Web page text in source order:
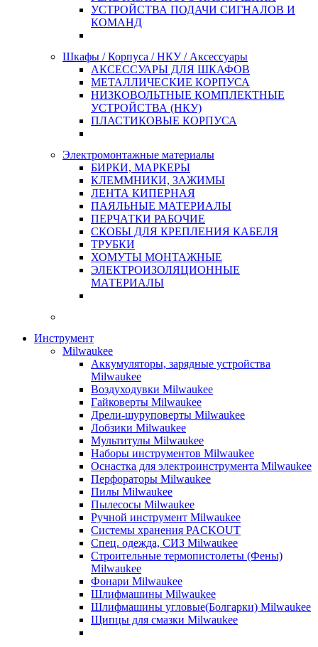
УСТРОЙСТВА ПОДАЧИ СИГНАЛОВ И
КОМАНД
Шкафы / Корпуса / НКУ / Аксессуары
АКСЕССУАРЫ ДЛЯ ШКАФОВ
МЕТАЛЛИЧЕСКИЕ КОРПУСА
НИЗКОВОЛЬТНЫЕ КОМПЛЕКТНЫЕ
УСТРОЙСТВА (НКУ)
ПЛАСТИКОВЫЕ КОРПУСА
Электромонтажные материалы
БИРКИ, МАРКЕРЫ
КЛЕММНИКИ, ЗАЖИМЫ
ЛЕНТА КИПЕРНАЯ
ПАЯЛЬНЫЕ МАТЕРИАЛЫ
ПЕРЧАТКИ РАБОЧИЕ
СКОБЫ ДЛЯ КРЕПЛЕНИЯ КАБЕЛЯ
ТРУБКИ
ХОМУТЫ МОНТАЖНЫЕ
ЭЛЕКТРОИЗОЛЯЦИОННЫЕ
МАТЕРИАЛЫ
Инструмент
Milwaukee
Аккумуляторы, зарядные устройства
Milwaukee
Воздуходувки Milwaukee
Гайковерты Milwaukee
Дрели-шуруповерты Milwaukee
Лобзики Milwaukee
Мультитулы Milwaukee
Наборы инструментов Milwaukee
Оснастка для электроинструмента Milwaukee
Перфораторы Milwaukee
Пилы Milwaukee
Пылесосы Milwaukee
Ручной инструмент Milwaukee
Системы хранения PACKOUT
Спец. одежда, СИЗ Milwaukee
Строительные термопистолеты (Фены)
Milwaukee
Фонари Milwaukee
Шлифмашины Milwaukee
Шлифмашины угловые(Болгарки) Milwaukee
Щипцы для смазки Milwaukee